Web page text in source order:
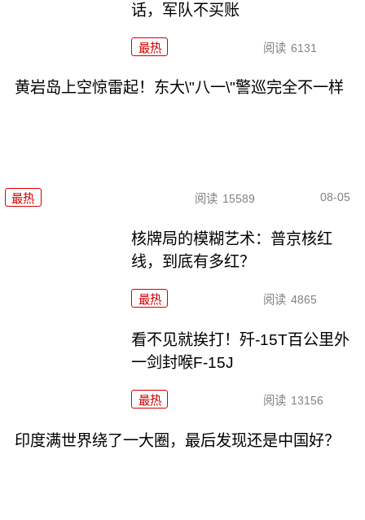
话，军队不买账
最热 阅读 6131
黄岩岛上空惊雷起！东大\"八一\"警巡完全不一样
最热 阅读 15589 08-05
核牌局的模糊艺术：普京核红
线，到底有多红？
最热 阅读 4865
看不见就挨打！歼-15T百公里外
一剑封喉F-15J
最热 阅读 13156
印度满世界绕了一大圈，最后发现还是中国好？